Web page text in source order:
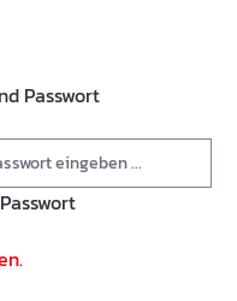
Passwort